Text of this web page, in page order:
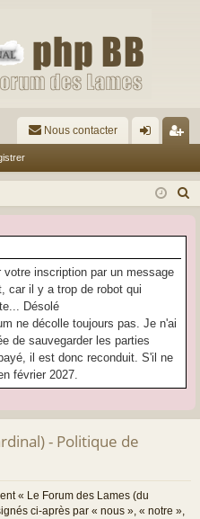
Nous contacter
ne
on
nr
ist
votre inscription par un message
car il y a trop de robot qui
Désolé
ne décolle toujours pas. Je n'ai
de sauvegarder les parties
il est donc reconduit. S'il ne
février 2027.
- Politique de
« Le Forum des Lames (du
ci-après par « nous », « notre »,